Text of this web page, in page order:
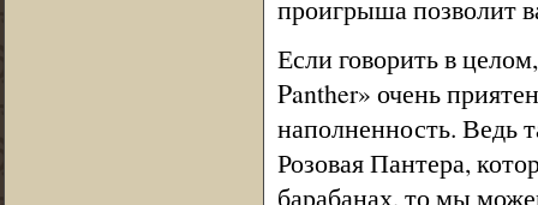
проигрыша позволит
Если говорить в
Panther» очень
наполненность. Ведь
Розовая Пантера,
барабанах, то мы